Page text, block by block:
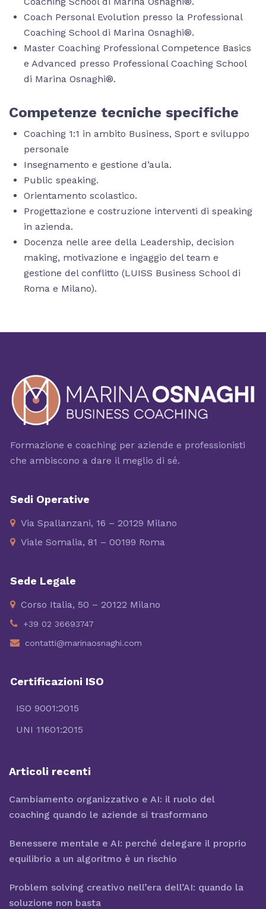
Coach Personal Evolution presso la Professional
Coaching School di Marina Osnaghi®.
Master Coaching Professional Competence Basics
e Advanced presso Professional Coaching School
di Marina Osnaghi®.
Competenze tecniche specifiche
Coaching 1:1 in ambito Business, Sport e sviluppo
personale
Insegnamento e gestione d’aula.
Public speaking.
Orientamento scolastico.
Progettazione e costruzione interventi di speaking
in azienda.
Docenza nelle aree della Leadership, decision
making, motivazione e ingaggio del team e
gestione del conflitto (LUISS Business School di
Roma e Milano).
Formazione e coaching per aziende e professionisti
che ambiscono a dare il meglio di sé.
Sedi Operative
Via Spallanzani, 16 – 20129 Milano
Viale Somalia, 81 – 00199 Roma
Sede Legale
Corso Italia, 50 – 20122 Milano
+39 02 36693747
contatti@marinaosnaghi.com
Certificazioni ISO
ISO 9001:2015
UNI 11601:2015
Articoli recenti
Cambiamento organizzativo e AI: il ruolo del
coaching quando le aziende si trasformano
Benessere mentale e AI: perché delegare il proprio
equilibrio a un algoritmo è un rischio
Problem solving creativo nell’era dell’AI: quando la
soluzione non basta